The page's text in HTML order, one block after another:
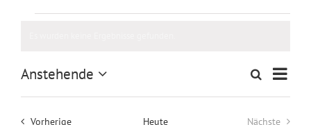
Suche
und
SucheListe
Anstehende
VorherigeVeranstaltungen Heute
Nächste